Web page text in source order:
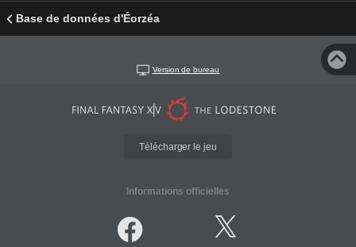
Base de données d'Éorzéa
Version de bureau
Télécharger le jeu
Informations officielles